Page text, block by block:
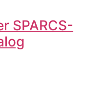
SPARCS-